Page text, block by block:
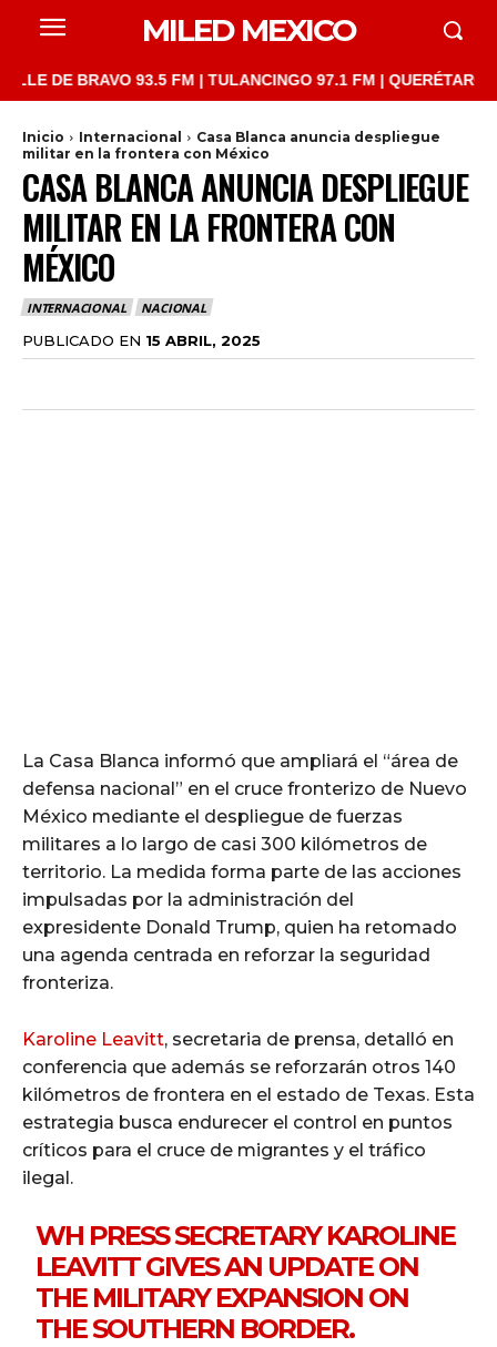
MILED MEXICO
BRAVO 93.5 FM | TULANCINGO 97.1 FM | QUERÉTARO
Inicio Internacional
Casa Blanca anuncia despliegue
militar en la frontera con México
CASA BLANCA ANUNCIA DESPLIEGUE
MILITAR EN LA FRONTERA CON
MÉXICO
INTERNACIONAL NACIONAL
PUBLICADO EN 15 ABRIL, 2025
La Casa Blanca informó que ampliará el “área de
defensa nacional” en el cruce fronterizo de Nuevo
México mediante el despliegue de fuerzas
militares a lo largo de casi 300 kilómetros de
territorio. La medida forma parte de las acciones
impulsadas por la administración del
expresidente Donald Trump, quien ha retomado
una agenda centrada en reforzar la seguridad
fronteriza.
Karoline Leavitt, secretaria de prensa, detalló en
conferencia que además se reforzarán otros 140
kilómetros de frontera en el estado de Texas. Esta
estrategia busca endurecer el control en puntos
críticos para el cruce de migrantes y el tráfico
ilegal.
WH PRESS SECRETARY KAROLINE
LEAVITT GIVES AN UPDATE ON
THE MILITARY EXPANSION ON
THE SOUTHERN BORDER.